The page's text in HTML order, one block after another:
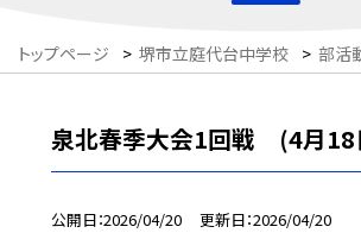
トップページ > 堺市立庭代台中学校 > 部活
泉北春季大会1回戦 (4月18
公開日 2026/04/20 更新日 2026/04/20